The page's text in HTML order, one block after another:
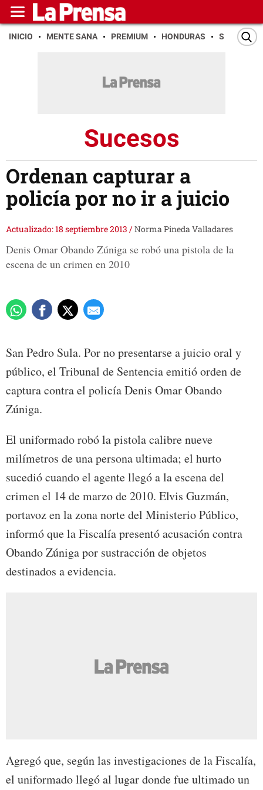
INICIO MENTE SANA PREMIUM HONDURAS SAN PEDRO
Sucesos
Ordenan capturar a
policía por no ir a juicio
Actualizado: 18 septiembre 2013 /Norma Pineda Valladares
Denis Omar Obando Zúniga se robó una pistola de la
escena de un crimen en 2010
San Pedro Sula. Por no presentarse a juicio oral y
público, el Tribunal de Sentencia emitió orden de
captura contra el policía Denis Omar Obando
Zúniga.
El uniformado robó la pistola calibre nueve
milímetros de una persona ultimada; el hurto
sucedió cuando el agente llegó a la escena del
crimen el 14 de marzo de 2010. Elvis Guzmán,
portavoz en la zona norte del Ministerio Público,
informó que la Fiscalía presentó acusación contra
Obando Zúniga por sustracción de objetos
destinados a evidencia.
Agregó que, según las investigaciones de la Fiscalía,
el uniformado llegó al lugar donde fue ultimado un